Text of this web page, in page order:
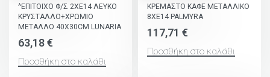
^ΕΠΙΤΟΙΧΟ Φ/Σ 2ΧΕ14 ΛΕΥΚΟ
ΚΡΥΣΤΑΛΛΟ+ΧΡΩΜΙΟ
ΜΕΤΑΛΛΟ 40X30CM LUNARIA
63,18€
Προσθήκη στο καλάθι
ΚΡΕΜΑΣΤΟ ΚΑΦΕ ΜΕΤΑΛΛΙΚΟ
8ΧΕ14 PALMYRA
117,71 €
Προσθήκη στο καλάθι